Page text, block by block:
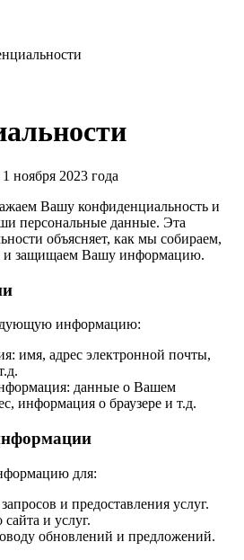
ноября 2023 года
Вашу конфиденциальность и
персональные данные. Эта
объясняет, как мы собираем,
и защищаем Вашу информацию.
информацию:
имя, адрес электронной почты,
данные о Вашем
информация о браузере и т.д.
для:
и предоставления услуг.
и услуг.
обновлений и предложений.